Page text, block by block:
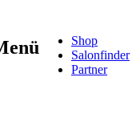
Shop
Salonfinder
Partner